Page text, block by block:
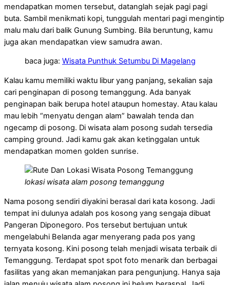
mendapatkan momen tersebut, datanglah sejak pagi pagi
buta. Sambil menikmati kopi, tunggulah mentari pagi mengintip
malu malu dari balik Gunung Sumbing. Bila beruntung, kamu
juga akan mendapatkan view samudra awan.
baca juga: Wisata Punthuk Setumbu Di Magelang
Kalau kamu memiliki waktu libur yang panjang, sekalian saja
cari penginapan di posong temanggung. Ada banyak
penginapan baik berupa hotel ataupun homestay. Atau kalau
mau lebih “menyatu dengan alam” bawalah tenda dan
ngecamp di posong. Di wisata alam posong sudah tersedia
camping ground. Jadi kamu gak akan ketinggalan untuk
mendapatkan momen golden sunrise.
lokasi wisata alam posong temanggung
Nama posong sendiri diyakini berasal dari kata kosong. Jadi
tempat ini dulunya adalah pos kosong yang sengaja dibuat
Pangeran Diponegoro. Pos tersebut bertujuan untuk
mengelabuhi Belanda agar menyerang pada pos yang
ternyata kosong. Kini posong telah menjadi wisata terbaik di
Temanggung. Terdapat spot spot foto menarik dan berbagai
fasilitas yang akan memanjakan para pengunjung. Hanya saja